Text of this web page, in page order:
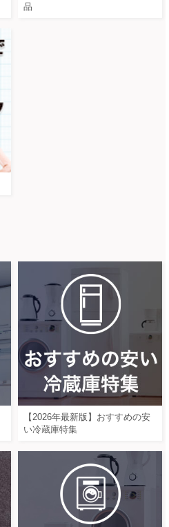
品
【2026年最新版】おすすめの安
い冷蔵庫特集